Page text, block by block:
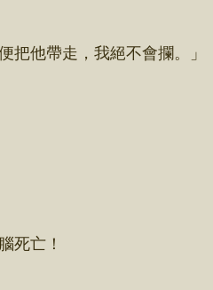
他帶走，我絕不會攔。」
死亡！